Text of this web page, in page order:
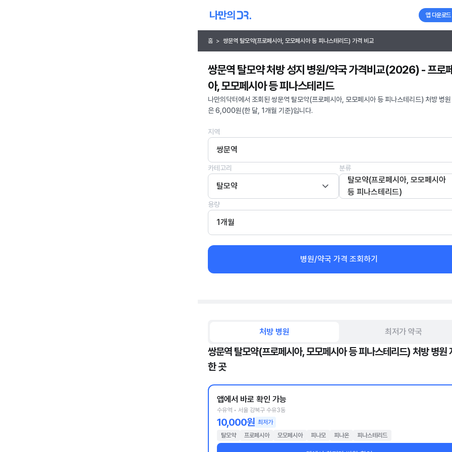
앱 다운로드
홈 > 쌍문역 탈모약(프로페시아, 모모페시아 등 피나스테리드) 가격 비교
쌍문역 탈모약 처방 성지 병원/약국 가격비교(2026) - 프로
아, 모모페시아 등 피나스테리드
나만의닥터에서 조회된 쌍문역 탈모약(프로페시아, 모모페시아 등 피나스테리드) 처방 병
은 6,000원(한 달, 1개월 기준)입니다.
지역
쌍문역
카테고리
탈모약
분류
탈모약(프로페시아, 모모페시아
등 피나스테리드)
용량
1개월
병원/약국 가격 조회하기
처방 병원 최저가 약국
쌍문역 탈모약(프로페시아, 모모페시아 등 피나스테리드) 처방 병원
한 곳
앱에서 바로 확인 가능
수유역 • 서울 강북구 수유3동
10,000원 최저가
탈모약
프로페시아 모모페시아 피나모 피나온 피나스테리드